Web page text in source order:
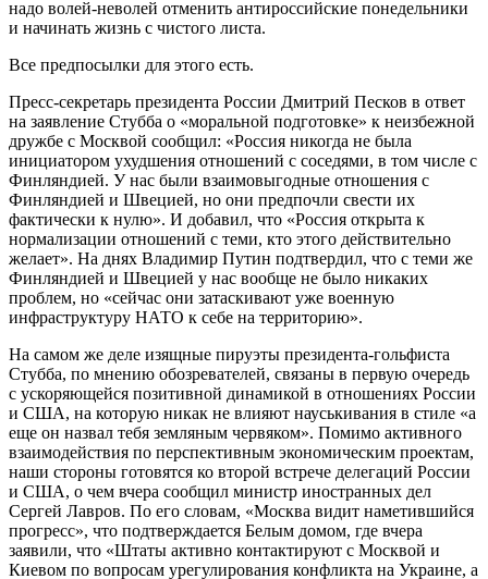
надо волей-неволей отменить антироссийские понедельники
и начинать жизнь с чистого листа.
Все предпосылки для этого есть.
Пресс-секретарь президента России Дмитрий Песков в ответ
на заявление Стубба о «моральной подготовке» к неизбежной
дружбе с Москвой сообщил: «Россия никогда не была
инициатором ухудшения отношений с соседями, в том числе с
Финляндией. У нас были взаимовыгодные отношения с
Финляндией и Швецией, но они предпочли свести их
фактически к нулю». И добавил, что «Россия открыта к
нормализации отношений с теми, кто этого действительно
желает». На днях Владимир Путин подтвердил, что с теми же
Финляндией и Швецией у нас вообще не было никаких
проблем, но «сейчас они затаскивают уже военную
инфраструктуру НАТО к себе на территорию».
На самом же деле изящные пируэты президента-гольфиста
Стубба, по мнению обозревателей, связаны в первую очередь
с ускоряющейся позитивной динамикой в отношениях России
и США, на которую никак не влияют науськивания в стиле «а
еще он назвал тебя земляным червяком». Помимо активного
взаимодействия по перспективным экономическим проектам,
наши стороны готовятся ко второй встрече делегаций России
и США, о чем вчера сообщил министр иностранных дел
Сергей Лавров. По его словам, «Москва видит наметившийся
прогресс», что подтверждается Белым домом, где вчера
заявили, что «Штаты активно контактируют с Москвой и
Киевом по вопросам урегулирования конфликта на Украине, а